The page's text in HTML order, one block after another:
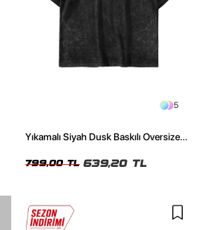
5
Yıkamalı Siyah Dusk Baskılı Oversize
799,00 TL 639,20 TL